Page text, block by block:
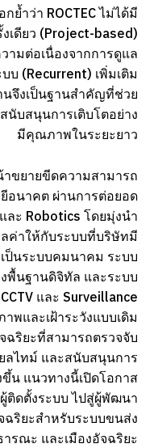
ำว่า ROCTEC ไม่ได้มี
เดียว (Project-based)
มต่อเนื่องจากการดูแล
บ (Recurrent) เพิ่มเติม
จึงเป็นฐานสำคัญที่ช่วย
นับสนุนการเติบโตอย่าง
มีคุณภาพในระยะยาว
าขยายขีดความสามารถ
อนาคต ผ่านการต่อยอด
ละ Robotics โดยมุ่งนำ
ค่าให้กับระบบที่บริษัทมี
ป็นระบบคมนาคม ระบบ
พื้นฐานดิจิทัล และระบบ
และ Surveillance
และเฝ้าระวังแบบเดิม
ฉริยะที่สามารถตรวจจับ
ลไทม์ และสนับสนุนการ
ขึ้น แนวทางนี้เปิดโอกาส
ติดตั้งระบบ ไปสู่ผู้พัฒนา
ริยะสำหรับระบบขนส่ง
รณะ และเมืองอัจฉริยะ